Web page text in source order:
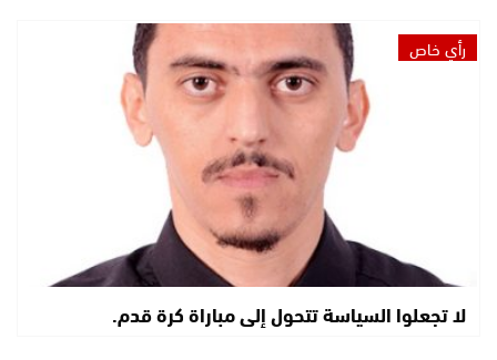
رأي خاص
لا تجعلوا السياسة تتحول إلى مباراة كرة قدم.